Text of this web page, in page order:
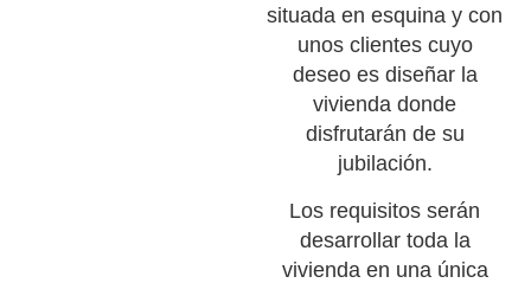
situada en esquina y con
unos clientes cuyo
deseo es diseñar la
vivienda donde
disfrutarán de su
jubilación.
Los requisitos serán
desarrollar toda la
vivienda en una única